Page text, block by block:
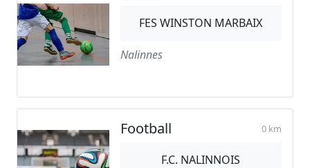
FES WINSTON MARBAIX
Nalinnes
Football 0 km
F.C. NALINNOIS